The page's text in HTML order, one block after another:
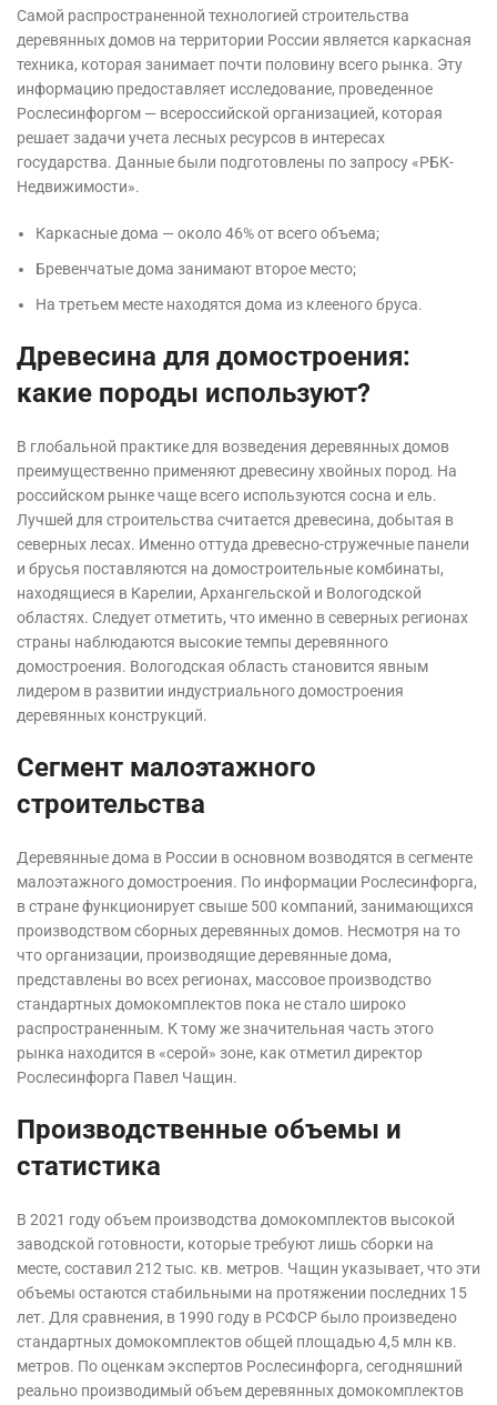
Самой распространенной технологией строительства
деревянных домов на территории России является каркасная
техника, которая занимает почти половину всего рынка. Эту
информацию предоставляет исследование, проведенное
Рослесинфоргом — всероссийской организацией, которая
решает задачи учета лесных ресурсов в интересах
государства. Данные были подготовлены по запросу «РБК-
Недвижимости».
Каркасные дома — около 46% от всего объема;
Бревенчатые дома занимают второе место;
На третьем месте находятся дома из клееного бруса.
Древесина для домостроения:
какие породы используют?
В глобальной практике для возведения деревянных домов
преимущественно применяют древесину хвойных пород. На
российском рынке чаще всего используются сосна и ель.
Лучшей для строительства считается древесина, добытая в
северных лесах. Именно оттуда древесно-стружечные панели
и брусья поставляются на домостроительные комбинаты,
находящиеся в Карелии, Архангельской и Вологодской
областях. Следует отметить, что именно в северных регионах
страны наблюдаются высокие темпы деревянного
домостроения. Вологодская область становится явным
лидером в развитии индустриального домостроения
деревянных конструкций.
Сегмент малоэтажного
строительства
Деревянные дома в России в основном возводятся в сегменте
малоэтажного домостроения. По информации Рослесинфорга,
в стране функционирует свыше 500 компаний, занимающихся
производством сборных деревянных домов. Несмотря на то
что организации, производящие деревянные дома,
представлены во всех регионах, массовое производство
стандартных домокомплектов пока не стало широко
распространенным. К тому же значительная часть этого
рынка находится в «серой» зоне, как отметил директор
Рослесинфорга Павел Чащин.
Производственные объемы и
статистика
В 2021 году объем производства домокомплектов высокой
заводской готовности, которые требуют лишь сборки на
месте, составил 212 тыс. кв. метров. Чащин указывает, что эти
объемы остаются стабильными на протяжении последних 15
лет. Для сравнения, в 1990 году в РСФСР было произведено
стандартных домокомплектов общей площадью 4,5 млн кв.
метров. По оценкам экспертов Рослесинфорга, сегодняшний
реально производимый объем деревянных домокомплектов